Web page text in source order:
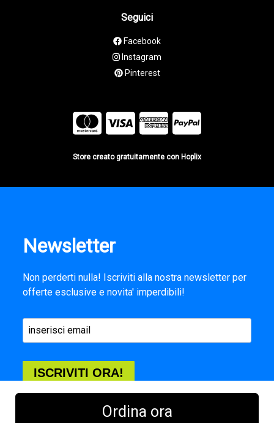
Ordina ora
Seguici
Facebook
Instagram
Pinterest
Store creato gratuitamente con Hoplix
Newsletter
Non perderti nulla! Iscriviti alla nostra newsletter per
offerte esclusive e novita' imperdibili!
ISCRIVITI ORA!